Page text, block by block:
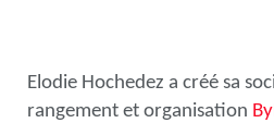
Elodie Hochedez a créé sa
rangement et organisation